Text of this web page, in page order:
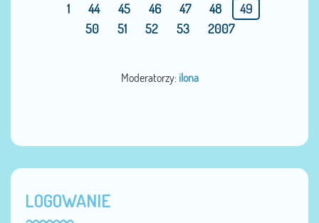
1 44 45 46 47 48
49
50
51 52 53 2007
Moderatorzy: ilona
LOGOWANIE